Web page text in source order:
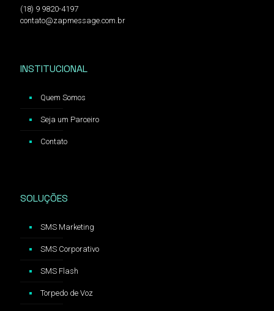
(18) 9 9820-4197
contato@zapmessage.com.br
INSTITUCIONAL
Quem Somos
Seja um Parceiro
Contato
SOLUÇÕES
SMS Marketing
SMS Corporativo
SMS Flash
Torpedo de Voz